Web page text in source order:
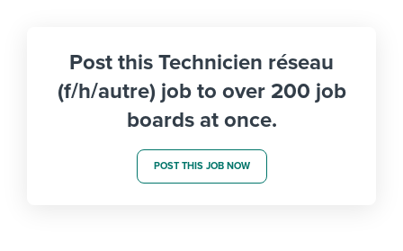
Post this Technicien réseau
(f/h/autre) job to over 200 job
boards at once.
POST THIS JOB NOW